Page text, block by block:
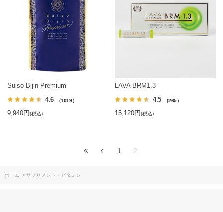
Suiso Bijin Premium
4.6 （1019）
9,940円(税込)
LAVA BRM1.3
4.5 （265）
15,120円(税込)
1 2
ホーム > サプリメント・ビタミン